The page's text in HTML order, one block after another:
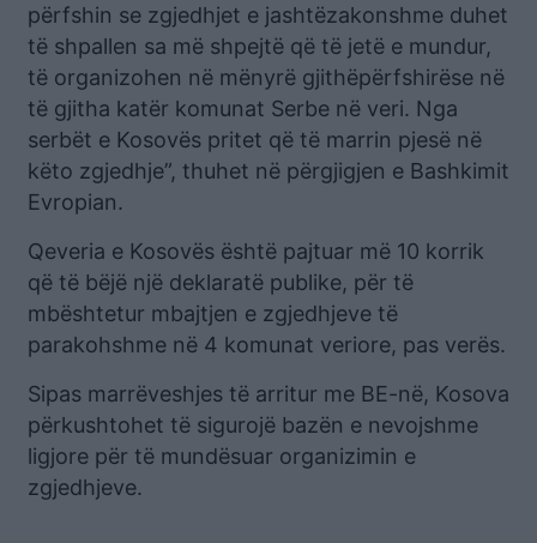
përfshin se zgjedhjet e jashtëzakonshme duhet
të shpallen sa më shpejtë që të jetë e mundur,
të organizohen në mënyrë gjithëpërfshirëse në
të gjitha katër komunat Serbe në veri. Nga
serbët e Kosovës pritet që të marrin pjesë në
këto zgjedhje”, thuhet në përgjigjen e Bashkimit
Evropian.
Qeveria e Kosovës është pajtuar më 10 korrik
që të bëjë një deklaratë publike, për të
mbështetur mbajtjen e zgjedhjeve të
parakohshme në 4 komunat veriore, pas verës.
Sipas marrëveshjes të arritur me BE-në, Kosova
përkushtohet të sigurojë bazën e nevojshme
ligjore për të mundësuar organizimin e
zgjedhjeve.